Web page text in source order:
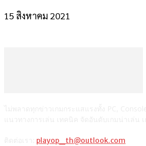
15 สิงหาคม 2021
playop_th@outlook.com